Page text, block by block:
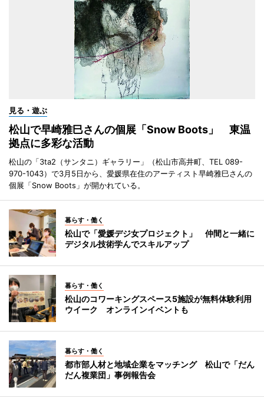
見る・遊ぶ
松山で早崎雅巳さんの個展「Snow Boots」 東温
拠点に多彩な活動
松山の「3ta2（サンタニ）ギャラリー」（松山市高井町、TEL 089-
970-1043）で3月5日から、愛媛県在住のアーティスト早崎雅巳さんの
個展「Snow Boots」が開かれている。
暮らす・働く
松山で「愛媛デジ女プロジェクト」 仲間と一緒に
デジタル技術学んでスキルアップ
暮らす・働く
松山のコワーキングスペース5施設が無料体験利用
ウイーク オンラインイベントも
暮らす・働く
都市部人材と地域企業をマッチング 松山で「だん
だん複業団」事例報告会